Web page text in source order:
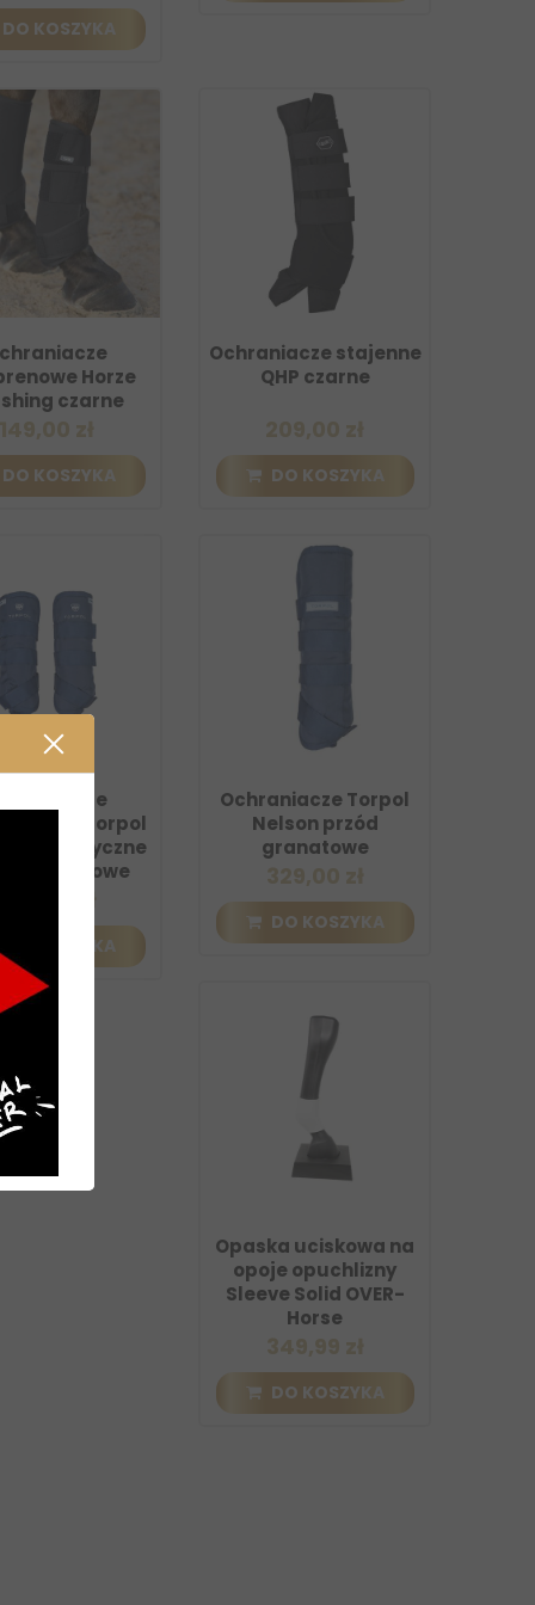
DO KOSZYKA
Horze
czarne
DO KOSZYKA
Ochraniacze stajenne
QHP czarne
DO KOSZYKA
Torpol
Magnetyczne
granatowe
DO KOSZYKA
Ochraniacze Torpol
Nelson przód
granatowe
DO KOSZYKA
Opaska uciskowa na
opoje opuchlizny
Sleeve Solid OVER-
Horse
DO KOSZYKA